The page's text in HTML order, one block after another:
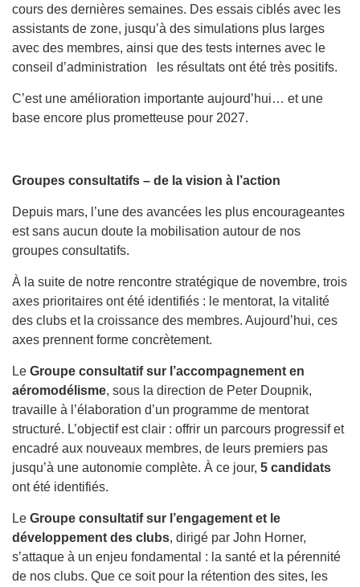
cours des dernières semaines. Des essais ciblés avec les
assistants de zone, jusqu’à des simulations plus larges
avec des membres, ainsi que des tests internes avec le
conseil d’administration les résultats ont été très positifs.
C’est une amélioration importante aujourd’hui… et une
base encore plus prometteuse pour 2027.
Groupes consultatifs – de la vision à l’action
Depuis mars, l’une des avancées les plus encourageantes
est sans aucun doute la mobilisation autour de nos
groupes consultatifs.
À la suite de notre rencontre stratégique de novembre, trois
axes prioritaires ont été identifiés : le mentorat, la vitalité
des clubs et la croissance des membres. Aujourd’hui, ces
axes prennent forme concrètement.
Le Groupe consultatif sur l’accompagnement en
aéromodélisme, sous la direction de Peter Doupnik,
travaille à l’élaboration d’un programme de mentorat
structuré. L’objectif est clair : offrir un parcours progressif et
encadré aux nouveaux membres, de leurs premiers pas
jusqu’à une autonomie complète. À ce jour, 5 candidats
ont été identifiés.
Le Groupe consultatif sur l’engagement et le
développement des clubs, dirigé par John Horner,
s’attaque à un enjeu fondamental : la santé et la pérennité
de nos clubs. Que ce soit pour la rétention des sites, les